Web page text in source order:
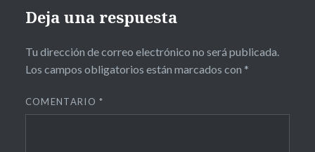
Deja una respuesta
Tu dirección de correo electrónico no será publicada.
Los campos obligatorios están marcados con *
COMENTARIO*